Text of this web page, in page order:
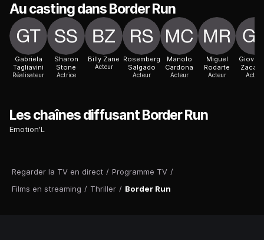
Regarder la TV en direct / Programme TV /
Films en streaming / Thriller / Border Run
Au casting dans Border Run
Gabriela
Tagliavini
Réalisateur
Sharon
Stone
Actrice
Billy Zane
Acteur
Rosemberg
Salgado
Acteur
Manolo
Cardona
Acteur
Miguel
Rodarte
Acteur Acteur
Les chaînes diffusant Border Run
Emotion'L